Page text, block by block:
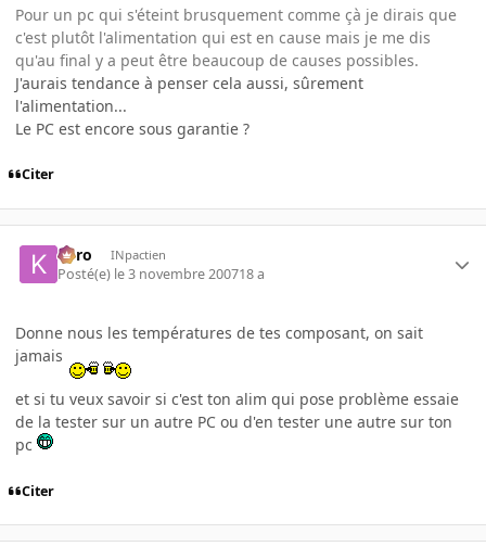
Pour un pc qui s'éteint brusquement comme çà je dirais que
c'est plutôt l'alimentation qui est en cause mais je me dis
qu'au final y a peut être beaucoup de causes possibles.
J'aurais tendance à penser cela aussi, sûrement
l'alimentation...
Le PC est encore sous garantie ?
Citer
kyro INpactien
Posté(e) le 3 novembre 200718 a
Donne nous les températures de tes composant, on sait
jamais
et si tu veux savoir si c'est ton alim qui pose problème essaie
de la tester sur un autre PC ou d'en tester une autre sur ton
pc
Citer